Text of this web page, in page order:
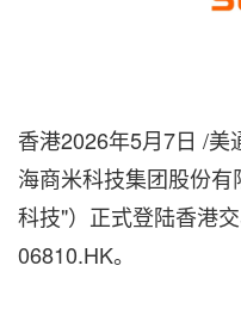
香港2026年5月7日 /美
海商米科技集团股份
科技"）正式登陆香港
06810.HK。